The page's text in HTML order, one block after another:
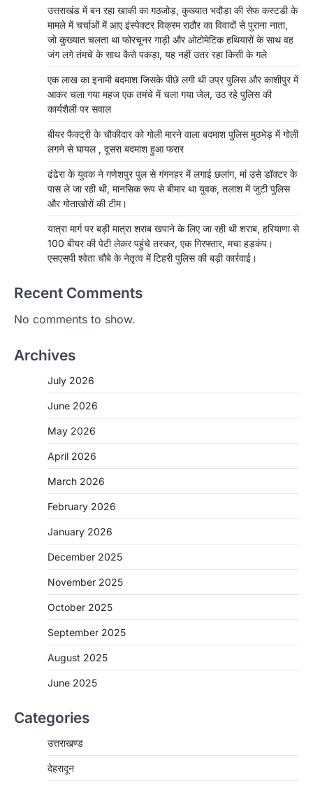
उत्तराखंड में बन रहा खाकी का गठजोड़, कुख्यात भदौड़ा की सेफ कस्टडी के
मामले में चर्चाओं में आए इंस्पेक्टर विक्रम राठौर का विवादों से पुराना नाता,
जो कुख्यात चलता था फोरचूनर गाड़ी और ओटोमेटिक हथियारों के साथ वह
जंग लगे तंमचे के साथ कैसे पकड़ा, यह नहीं उतर रहा किसी के गले
एक लाख का इनामी बदमाश जिसके पीछे लगी थी उप्र पुलिस और काशीपुर में
आकर चला गया महज एक तमंचे में चला गया जेल, उठ रहे पुलिस की
कार्यशैली पर सवाल
बीयर फैक्ट्री के चौकीदार को गोली मारने वाला बदमाश पुलिस मुठभेड़ में गोली
लगने से घायल , दूसरा बदमाश हुआ फरार
ढंढेरा के युवक ने गणेशपुर पुल से गंगनहर में लगाई छलांग, मां उसे डॉक्टर के
पास ले जा रही थी, मानसिक रूप से बीमार था युवक, तलाश में जुटी पुलिस
और गोताखोरों की टीम।
यात्रा मार्ग पर बड़ी मात्रा शराब खपाने के लिए जा रही थी शराब, हरियाणा से
100 बीयर की पेटी लेकर पहुंचे तस्कर, एक गिरफ्तार, मचा हड़कंप।
एसएसपी श्वेता चौबे के नेतृत्व में टिहरी पुलिस की बड़ी कार्रवाई।
Recent Comments
No comments to show.
Archives
July 2026
June 2026
May 2026
April 2026
March 2026
February 2026
January 2026
December 2025
November 2025
October 2025
September 2025
August 2025
June 2025
Categories
उत्तराखण्ड
देहरादून